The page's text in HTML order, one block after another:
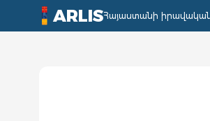
ARLISՀայաստանի